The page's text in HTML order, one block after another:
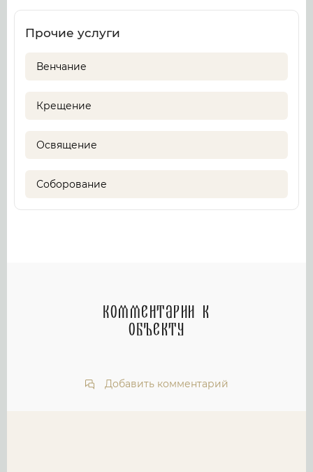
Прочие услуги
Венчание
Крещение
Освящение
Соборование
Комментарии к
объекту
Добавить комментарий